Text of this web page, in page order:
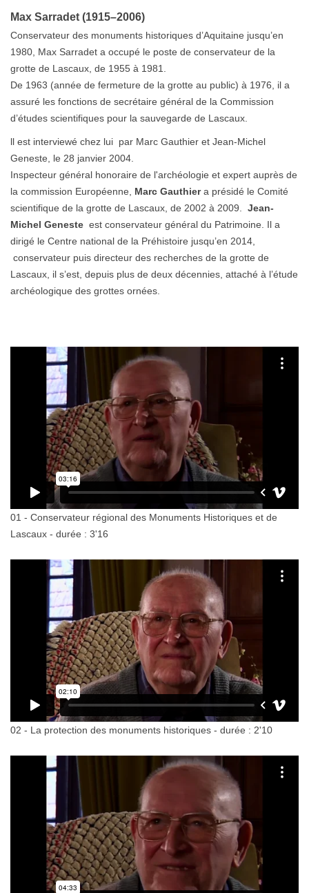
Max Sarradet (1915–2006)
Conservateur des monuments historiques d’Aquitaine jusqu’en
1980, Max Sarradet a occupé le poste de conservateur de la
grotte de Lascaux, de 1955 à 1981.
De 1963 (année de fermeture de la grotte au public) à 1976, il a
assuré les fonctions de secrétaire général de la Commission
d’études scientifiques pour la sauvegarde de Lascaux.
ll est interviewé chez lui par Marc Gauthier et Jean-Michel
Geneste, le 28 janvier 2004.
Inspecteur général honoraire de l'archéologie et expert auprès de
la commission Européenne,
Marc Gauthiera présidé le Comité
scientifique de la grotte de Lascaux, de 2002 à 2009. Jean-
Michel Geneste est conservateur général du Patrimoine. Il a
dirigé le Centre national de la Préhistoire jusqu’en 2014,
conservateur puis directeur des recherches de la grotte de
Lascaux, il s’est, depuis plus de deux décennies, attaché à l’étude
archéologique des grottes ornées.
01 - Conservateur régional des Monuments Historiques et de
Lascaux - durée : 3'16
02 - La protection des monuments historiques - durée : 2'10